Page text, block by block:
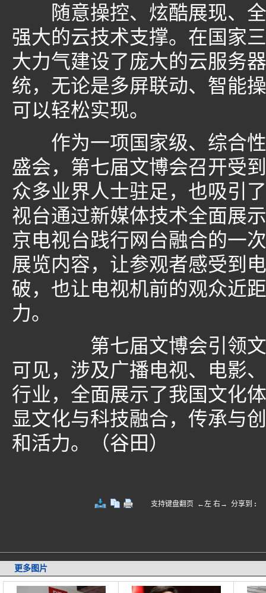
随意操控、炫酷展现、全
强大的云技术支撑。在国家
大力气建设了庞大的云服务
统，无论是多屏联动、智能
可以轻松实现。
作为一项国家级、综合性
盛会，第七届文博会召开受
众多业界人士驻足，也吸引
视台通过新媒体技术全面展
京电视台践行网台融合的一
展览内容，让参观者感受到
破，也让电视机前的观众近
力。
第七届文博会引领文化
可见，涉及广播电视、电影
行业，全面展示了我国文化
显文化与科技融合，传承与
和活力。（谷田）
支持键盘翻页 ←左 右→ 分享到 :
更多图片